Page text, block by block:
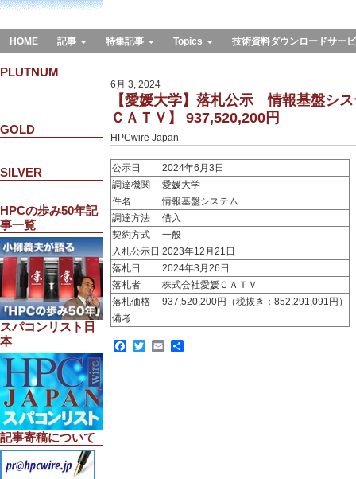
HOME 記事 特集記事 Topics 技術資料ダウンロードサー
PLUTNUM
GOLD
SILVER
HPCの歩み50年記
事一覧
スパコンリスト日
本
記事寄稿について
6月 3, 2024
【愛媛大学】落札公示 情報基盤シ
ＣＡＴＶ】 937,520,200円
HPCwire Japan
公示日
2024年6月3日
調達機関
愛媛大学
件名
情報基盤システム
調達方法
借入
契約方式
一般
入札公示日 2023年12月21日
落札日
2024年3月26日
落札者
株式会社愛媛ＣＡＴＶ
落札価格
937,520,200円（税抜き：852,291,091円）
備考
Facebook
TwitterEmail
共